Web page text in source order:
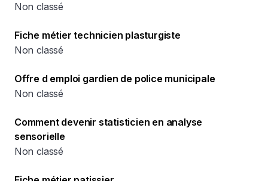
Non classé
Fiche métier technicien plasturgiste
Non classé
Offre d emploi gardien de police municipale
Non classé
Comment devenir statisticien en analyse
sensorielle
Non classé